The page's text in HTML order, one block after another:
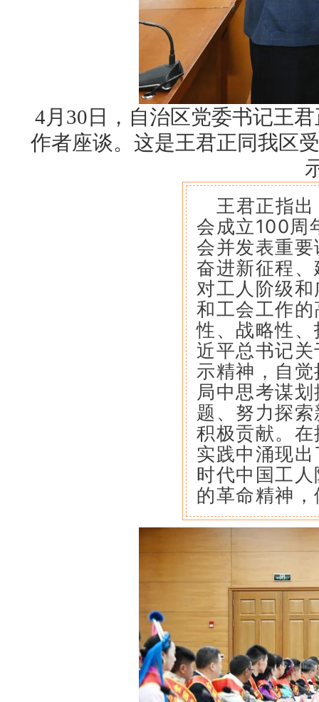
4月30日，自治区党委书记王
作者座谈。这是王君正同我区
王君正指
会成立100周
会并发表重
奋进新征程
对工人阶级
和工会工作
性、战略性
近平总书记
示精神，自
局中思考谋
题、努力探
积极贡献。
实践中涌现
时代中国工
的革命精神